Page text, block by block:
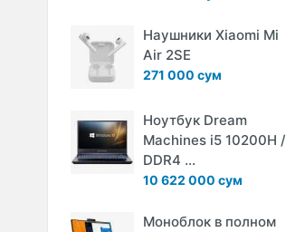
Наушники Xiaomi Mi
Air 2SE
271 000 сум
Ноутбук Dream
Machines i5 10200H /
DDR4 ...
10 622 000 сум
Моноблок в полном